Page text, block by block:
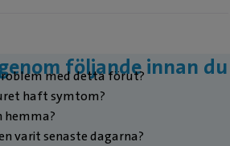
följande innan du
med detta förut?
haft symtom?
hemma?
varit senaste dagarna?